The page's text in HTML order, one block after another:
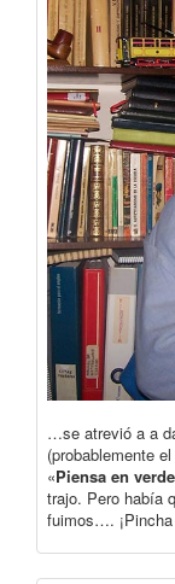
…se atrevió a a
(probablemente
«Piensa en verde
trajo. Pero había
fuimos….